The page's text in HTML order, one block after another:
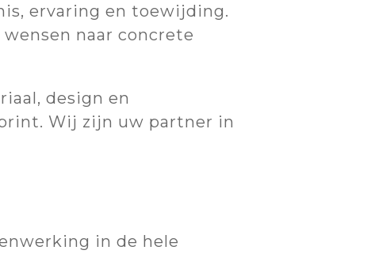
ervaring en toewijding.
naar concrete
design en
Wij zijn uw partner in
in de hele